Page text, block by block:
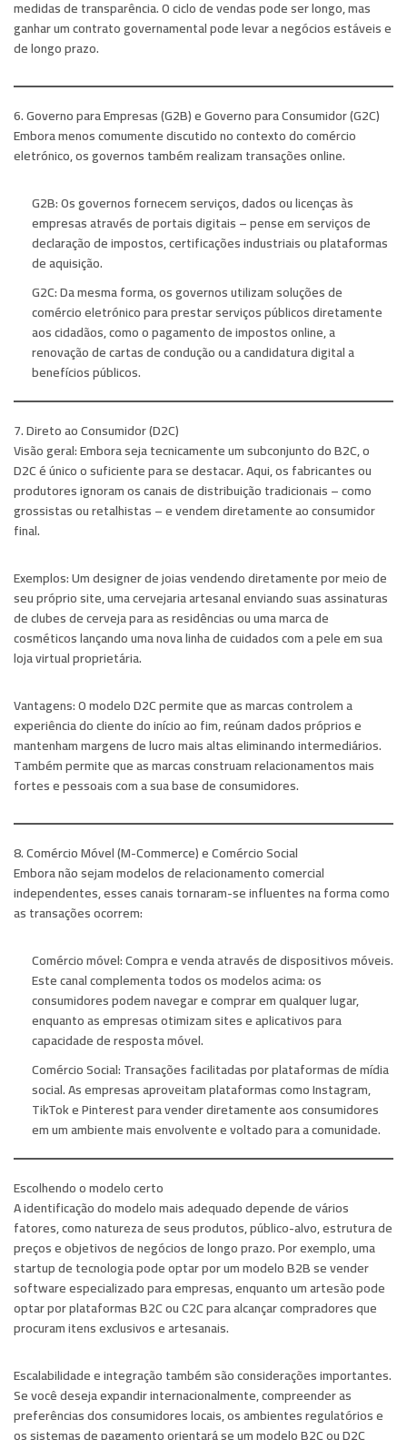
medidas de transparência. O ciclo de vendas pode ser longo, mas
ganhar um contrato governamental pode levar a negócios estáveis ​​e
de longo prazo.
6. Governo para Empresas (G2B) e Governo para Consumidor (G2C)
Embora menos comumente discutido no contexto do comércio
eletrónico, os governos também realizam transações online.
G2B:Os governos fornecem serviços, dados ou licenças às
empresas através de portais digitais – pense em serviços de
declaração de impostos, certificações industriais ou plataformas
de aquisição.
G2C:Da mesma forma, os governos utilizam soluções de
comércio eletrónico para prestar serviços públicos diretamente
aos cidadãos, como o pagamento de impostos online, a
renovação de cartas de condução ou a candidatura digital a
benefícios públicos.
7. Direto ao Consumidor (D2C)
Visão geral:Embora seja tecnicamente um subconjunto do B2C, o
D2C é único o suficiente para se destacar. Aqui, os fabricantes ou
produtores ignoram os canais de distribuição tradicionais – como
grossistas ou retalhistas – e vendem diretamente ao consumidor
final.
Exemplos:Um designer de joias vendendo diretamente por meio de
seu próprio site, uma cervejaria artesanal enviando suas assinaturas
de clubes de cerveja para as residências ou uma marca de
cosméticos lançando uma nova linha de cuidados com a pele em sua
loja virtual proprietária.
Vantagens:O modelo D2C permite que as marcas controlem a
experiência do cliente do início ao fim, reúnam dados próprios e
mantenham margens de lucro mais altas eliminando intermediários.
Também permite que as marcas construam relacionamentos mais
fortes e pessoais com a sua base de consumidores.
8. Comércio Móvel (M-Commerce) e Comércio Social
Embora não sejam modelos de relacionamento comercial
independentes, esses canais tornaram-se influentes na forma como
as transações ocorrem:
Comércio móvel:Compra e venda através de dispositivos móveis.
Este canal complementa todos os modelos acima: os
consumidores podem navegar e comprar em qualquer lugar,
enquanto as empresas otimizam sites e aplicativos para
capacidade de resposta móvel.
Comércio Social:Transações facilitadas por plataformas de mídia
social. As empresas aproveitam plataformas como Instagram,
TikTok e Pinterest para vender diretamente aos consumidores
em um ambiente mais envolvente e voltado para a comunidade.
Escolhendo o modelo certo
A identificação do modelo mais adequado depende de vários
fatores, como natureza de seus produtos, público-alvo, estrutura de
preços e objetivos de negócios de longo prazo. Por exemplo, uma
startup de tecnologia pode optar por um modelo B2B se vender
software especializado para empresas, enquanto um artesão pode
optar por plataformas B2C ou C2C para alcançar compradores que
procuram itens exclusivos e artesanais.
Escalabilidade e integração também são considerações importantes.
Se você deseja expandir internacionalmente, compreender as
preferências dos consumidores locais, os ambientes regulatórios e